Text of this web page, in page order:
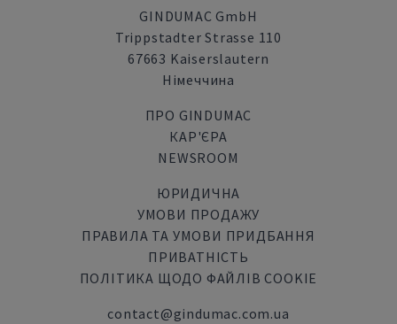
GINDUMAC GmbH
Trippstadter Strasse 110
67663 Kaiserslautern
Німеччина
ПРО GINDUMAC
КАР'ЄРА
NEWSROOM
ЮРИДИЧНА
УМОВИ ПРОДАЖУ
ПРАВИЛА ТА УМОВИ ПРИДБАННЯ
ПРИВАТНІСТЬ
ПОЛІТИКА ЩОДО ФАЙЛІВ COOKIE
contact@gindumac.com.ua